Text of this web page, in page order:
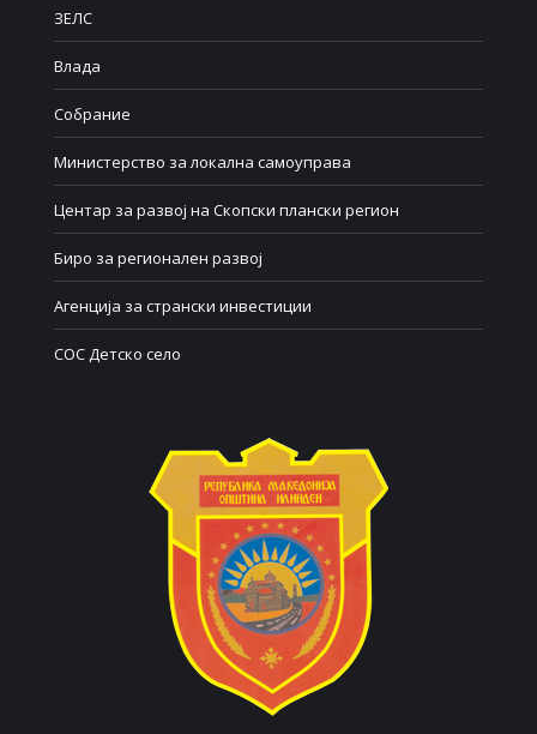
ЗЕЛС
Влада
Собрание
Министерство за локална самоуправа
Центар за развој на Скопски плански регион
Биро за регионален развој
Агенција за странски инвестиции
СОС Детско село